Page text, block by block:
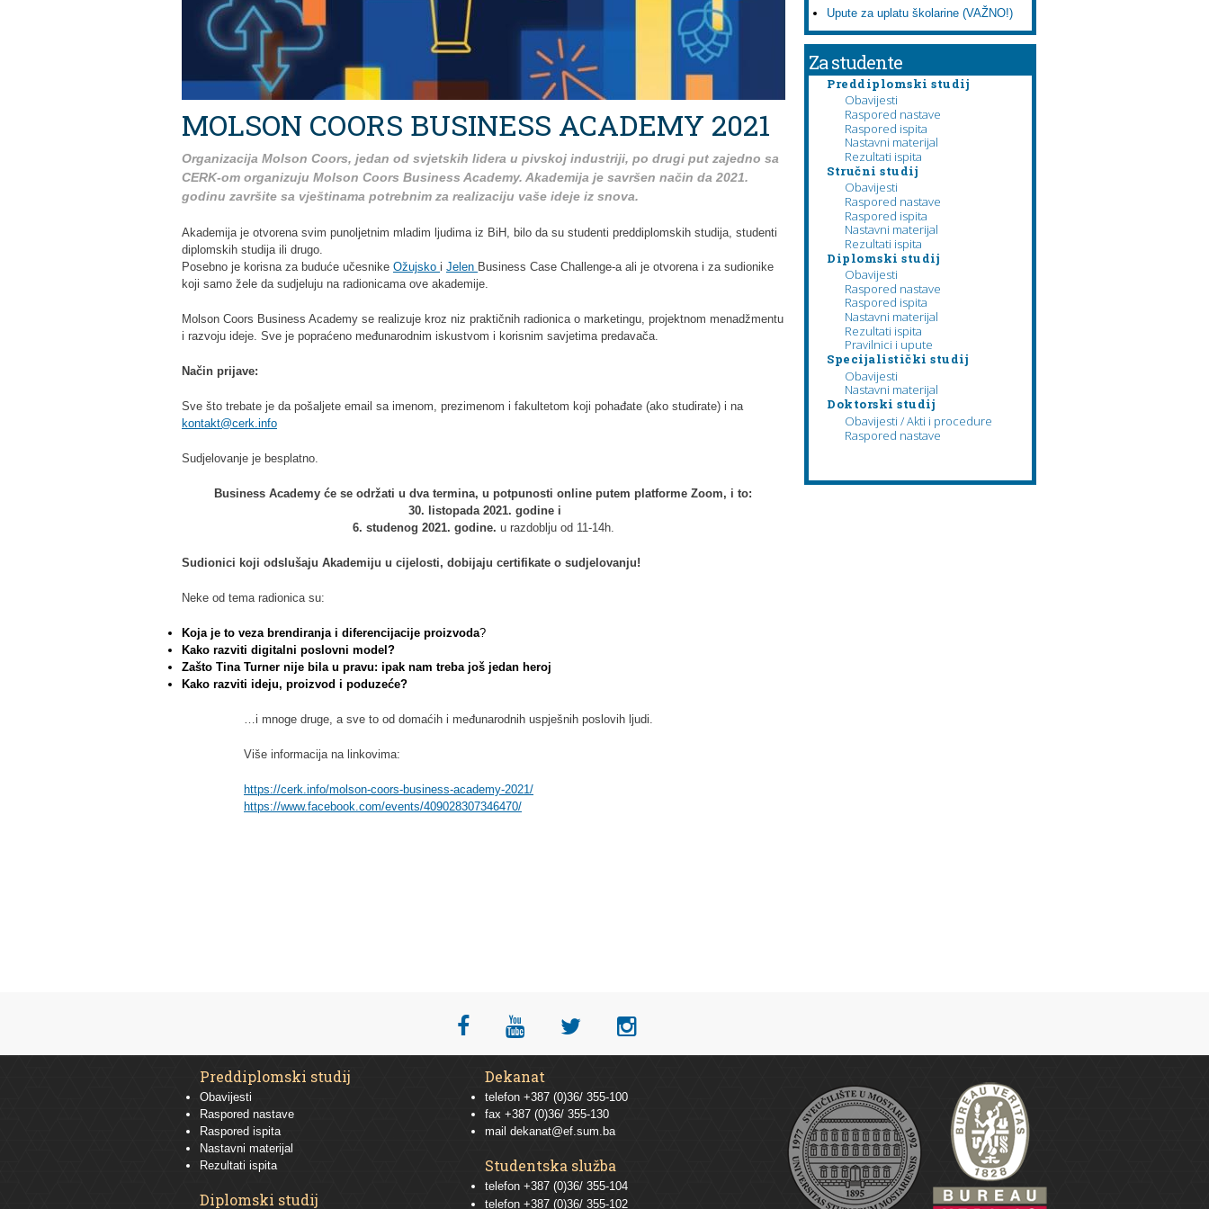
MOLSON COORS BUSINESS ACADEMY 2021
Organizacija Molson Coors, jedan od svjetskih lidera u pivskoj industriji, po drugi put zajedno sa
CERK-om organizuju Molson Coors Business Academy. Akademija je savršen način da 2021.
godinu završite sa vještinama potrebnim za realizaciju vaše ideje iz snova.
Akademija je otvorena svim punoljetnim mladim ljudima iz BiH, bilo da su studenti preddiplomskih studija, studenti
diplomskih studija ili drugo.
Posebno je korisna za buduće učesnike Ožujsko i Jelen Business Case Challenge-a ali je otvorena i za sudionike
koji samo žele da sudjeluju na radionicama ove akademije.
Molson Coors Business Academy se realizuje kroz niz praktičnih radionica o marketingu, projektnom menadžmentu
i razvoju ideje. Sve je popraćeno međunarodnim iskustvom i korisnim savjetima predavača.
Način prijave:
Sve što trebate je da pošaljete email sa imenom, prezimenom i fakultetom koji pohađate (ako studirate) i na
kontakt@cerk.info
Sudjelovanje je besplatno.
Business Academy će se održati u dva termina, u potpunosti online putem platforme Zoom, i to:
30. listopada 2021. godine i
6. studenog 2021. godine. u razdoblju od 11-14h.
Sudionici koji odslušaju Akademiju u cijelosti, dobijaju certifikate o sudjelovanju!
Neke od tema radionica su:
Koja je to veza brendiranja i diferencijacije proizvoda?
Kako razviti digitalni poslovni model?
Zašto Tina Turner nije bila u pravu: ipak nam treba još jedan heroj
Kako razviti ideju, proizvod i poduzeće?
…i mnoge druge, a sve to od domaćih i međunarodnih uspješnih poslovih ljudi.
Više informacija na linkovima:
https://cerk.info/molson-coors-business-academy-2021/
https://www.facebook.com/events/409028307346470/
Upute za uplatu školarine (VAŽNO!)
Za studente
Preddiplomski studij
Obavijesti
Raspored nastave
Raspored ispita
Nastavni materijal
Rezultati ispita
Stručni studij
Obavijesti
Raspored nastave
Raspored ispita
Nastavni materijal
Rezultati ispita
Diplomski studij
Obavijesti
Raspored nastave
Raspored ispita
Nastavni materijal
Rezultati ispita
Pravilnici i upute
Specijalistički studij
Obavijesti
Nastavni materijal
Doktorski studij
Obavijesti / Akti i procedure
Raspored nastave
Preddiplomski studij
Obavijesti
Raspored nastave
Raspored ispita
Nastavni materijal
Rezultati ispita
Diplomski studij
Dekanat
telefon +387 (0)36/ 355-100
fax +387 (0)36/ 355-130
mail dekanat@ef.sum.ba
Studentska služba
telefon +387 (0)36/ 355-104
telefon +387 (0)36/ 355-102